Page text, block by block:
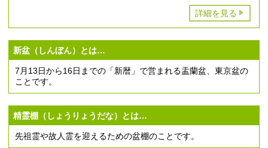
詳細を見る
新盆（しんぼん）とは…
7月13日から16日までの「新暦」で営まれる盂蘭盆、東京盆の
ことです。
精霊棚（しょうりょうだな）とは…
先祖霊や故人霊を迎えるための盆棚のことです。